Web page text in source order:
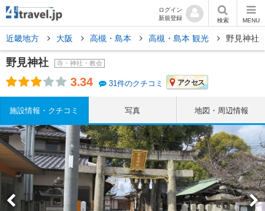
ログイン
新規登録
検索 MENU
近畿地方 大阪 高槻・島本 高槻・島本 観光 野見神社
野見神社 寺・神社・教会
3.34 31件のクチコミ アクセス
施設情報・クチコミ 写真 地図・周辺情報